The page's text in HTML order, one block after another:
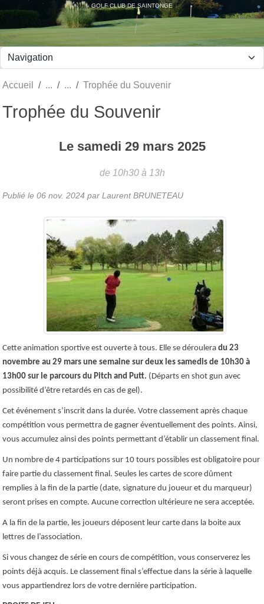
GOLF CLUB DE SAINTONGE
Accueil Trophée du Souvenir
Trophée du Souvenir
Le samedi 29 mars 2025
de 10h30 à 13h
Publié le 06 nov. 2024 par Laurent BRUNETEAU
Cette animation sportive est ouverte à tous. Elle se déroulera du 23
novembre au 29 mars une semaine sur deux les samedis de 10h30 à
13h00 sur le parcours du Pitch and Putt. (Départs en shot gun avec
possibilité d’être retardés en cas de gel).
Cet événement s’inscrit dans la durée. Votre classement après chaque
compétition vous permettra de gagner éventuellement des points. Ainsi,
vous accumulez ainsi des points permettant d’établir un classement final.
Un nombre de 4 participations sur 10 tours possibles est obligatoire pour
faire partie du classement final. Seules les cartes de score dûment
remplies à la fin de la partie (date, signature du joueur et du marqueur)
seront prises en compte. Aucune correction ultérieure ne sera acceptée.
A la fin de la partie, les joueurs déposent leur carte dans la boite aux
lettres de l’association.
Si vous changez de série en cours de compétition, vous conserverez les
points déjà acquis. Le classement final s’effectue dans la série à laquelle
vous appartiendrez lors de votre dernière participation.
Panneau de gestion des cookies